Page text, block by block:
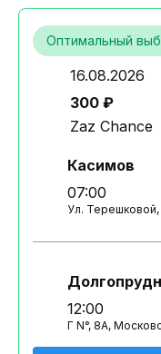
Оптимальный
16.08.2026
300 ₽
Zaz Chance
Касимов
07:00
Ул. Терешковой,
12:00
Г N°, 8А,